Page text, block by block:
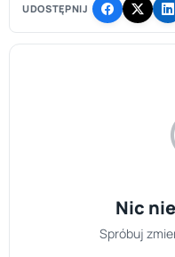
UDOSTĘPNIJ
Nic
Spróbuj